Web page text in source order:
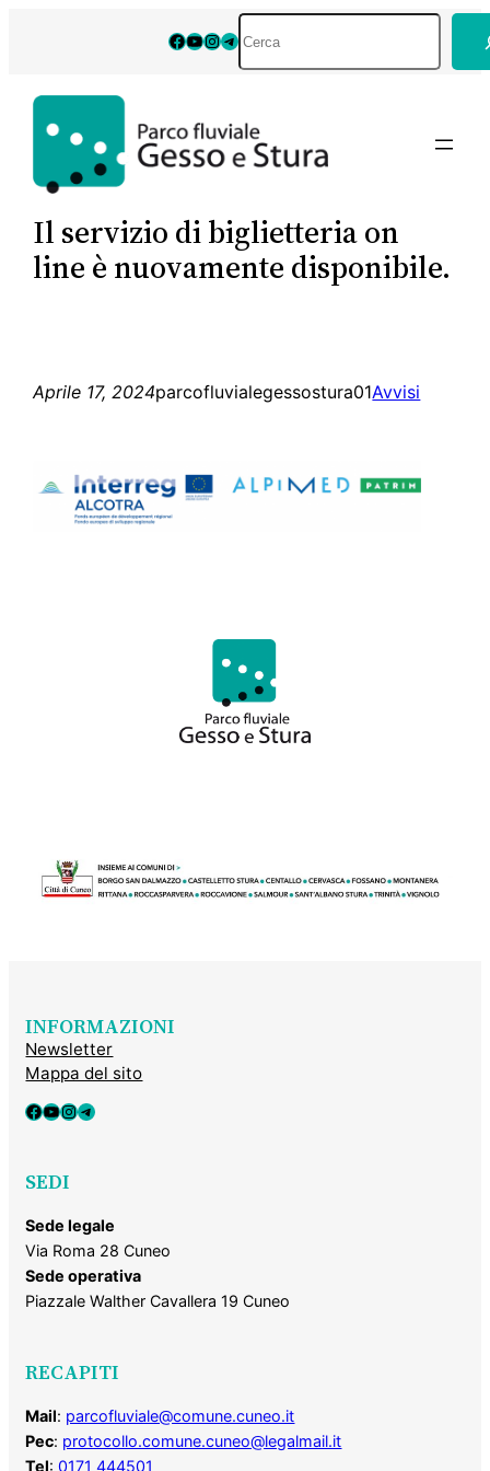
Facebook
YouTube
Instagram
Telegram
Il servizio di biglietteria on
line è nuovamente disponibile.
Aprile 17, 2024parcofluvialegessostura01Avvisi
INFORMAZIONI
Newsletter
Mappa del sito
Facebook YouTube InstagramTelegram
SEDI
Sede legale
Via Roma 28 Cuneo
Sede operativa
Piazzale Walther Cavallera 19 Cuneo
RECAPITI
Mail: parcofluviale@comune.cuneo.it
Pec: protocollo.comune.cuneo@legalmail.it
Tel:0171 444501